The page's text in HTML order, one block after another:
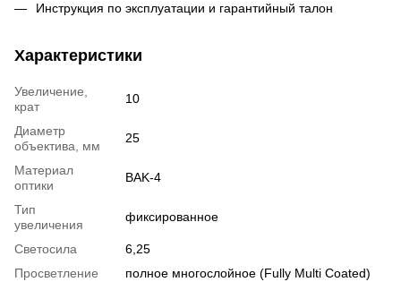
Инструкция по эксплуатации и гарантийный талон
Характеристики
Увеличение,
крат
10
Диаметр
объектива, мм
25
Материал
оптики
BAK-4
Тип
увеличения
фиксированное
Светосила
6,25
Просветление
полное многослойное (Fully Multi Coated)